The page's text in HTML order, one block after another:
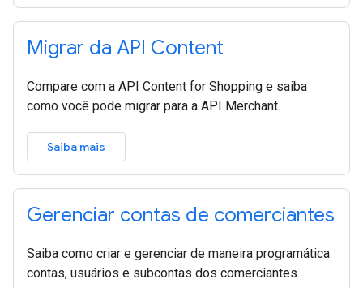
Migrar da API Content
Compare com a API Content for Shopping e saiba
como você pode migrar para a API Merchant.
Saiba mais
Gerenciar contas de comerciantes
Saiba como criar e gerenciar de maneira programática
contas, usuários e subcontas dos comerciantes.